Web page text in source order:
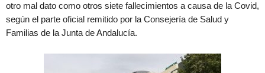
otro mal dato como otros siete fallecimientos a causa de la Covid,
según el parte oficial remitido por la Consejería de Salud y
Familias de la Junta de Andalucía.